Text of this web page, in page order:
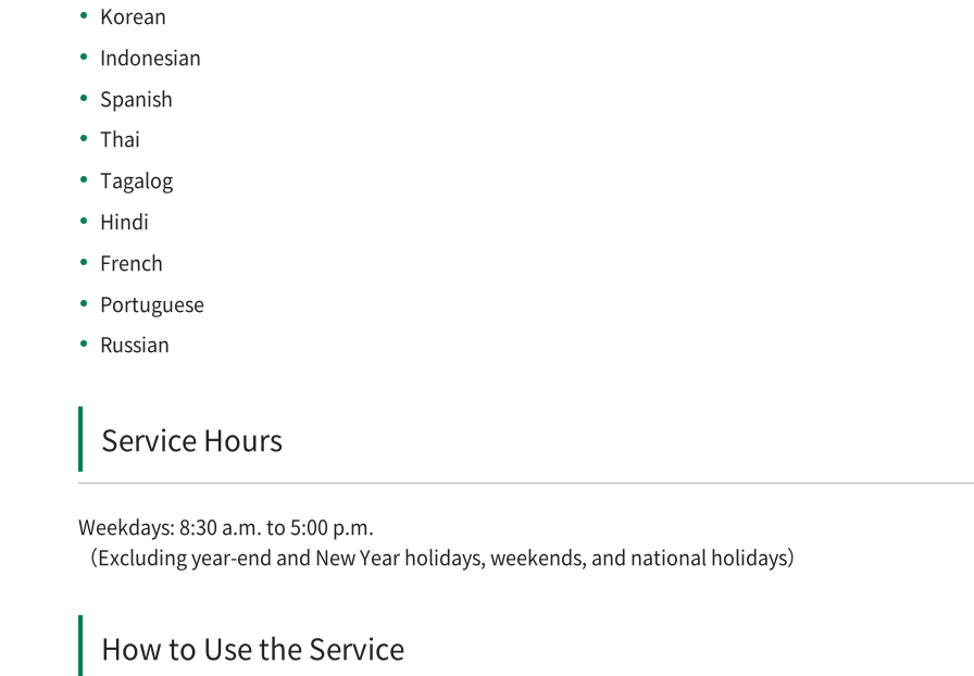
Korean
Indonesian
Spanish
Thai
Tagalog
Hindi
French
Portuguese
Russian
Service Hours
Weekdays: 8:30 a.m. to 5:00 p.m.
（Excluding year-end and New Year holidays, weekends, and national holidays）
How to Use the Service